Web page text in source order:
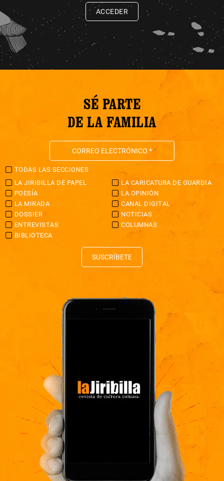
ACCEDER
SÉ PARTE
DE LA FAMILIA
TODAS LAS SECCIONES
LA JIRIBILLA DE PAPEL
LA CARICATURA DE GUARDIA
POESÍA
LA OPINIÓN
LA MIRADA
CANAL DIGITAL
DOSSIER
NOTICIAS
ENTREVISTAS
COLUMNAS
BIBLIOTECA
SUSCRÍBETE